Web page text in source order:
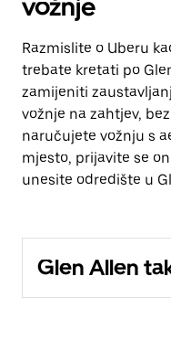
vožnje
Razmislite o Uberu
trebate kretati po
zamijeniti
vožnje na zahtjev,
naručujete vožnju s
mjesto, prijavite se
unesite odredište u
Glen Allen